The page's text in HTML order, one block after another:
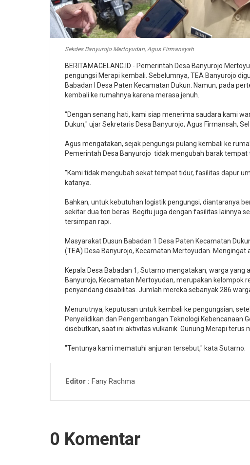
Sekdes Banyurojo Mertoyudan, Agus Firmansyah
BERITAMAGELANG.ID - Pemerintah Desa Banyurojo
pengungsi Merapi kembali. Sebelumnya, TEA Banyurojo
Babadan I Desa Paten Kecamatan Dukun. Namun, pada
kembali ke rumahnya karena merasa jenuh.
"Dengan senang hati, kami siap menerima saudara kami
Dukun," ujar Sekretaris Desa Banyurojo, Agus Firmansah,
Agus mengatakan, sejak pengungsi pulang kembali ke
Pemerintah Desa Banyurojo tidak mengubah barak tempat
"Kami tidak mengubah sekat tempat tidur, fasilitas dapur
katanya.
Bahkan, untuk kebutuhan logistik pengungsi, diantaranya
sekitar dua ton beras. Begitu juga dengan fasilitas lainnya
tersimpan rapi.
Masyarakat Dusun Babadan 1 Desa Paten Kecamatan
(TEA) Desa Banyurojo, Kecamatan Mertoyudan. Mengingat
Kepala Desa Babadan 1, Sutarno mengatakan, warga yang
Banyurojo, Kecamatan Mertoyudan, merupakan kelompok
penyandang disabilitas. Jumlah mereka sebanyak 286
Menurutnya, keputusan untuk kembali ke pengungsian,
Penyelidikan dan Pengembangan Teknologi Kebencanaan
disebutkan, saat ini aktivitas vulkanik Gunung Merapi terus
"Tentunya kami mematuhi anjuran tersebut," kata Sutarno.
Editor Fany Rachma
0 Komentar